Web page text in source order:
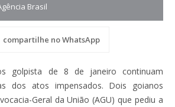
Brasil
compartilhe no WhatsApp
golpista de 8 de janeiro continuam
dos atos impensados. Dois goianos
Geral da União (AGU) que pediu a